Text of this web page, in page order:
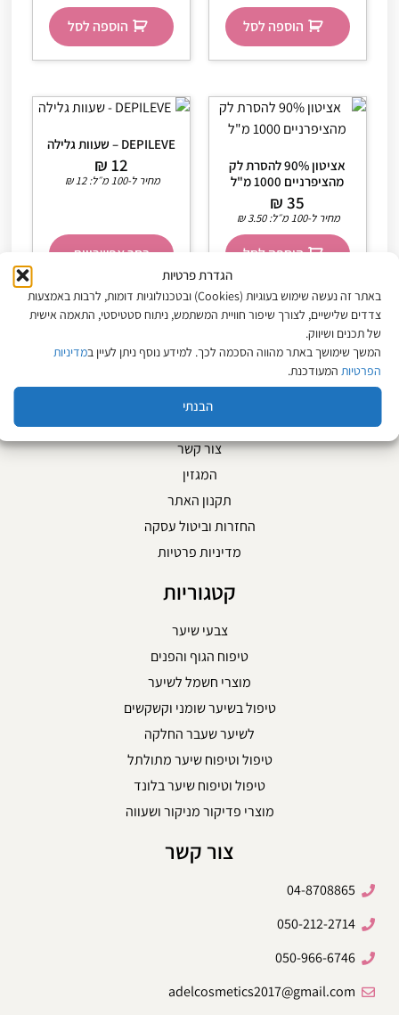
הגדרת פרטיות
באתר זה נעשה שימוש בעוגיות (Cookies) ובטכנולוגיות דומות, לרבות באמצעות
צדדים שלישיים, לצורך שיפור חוויית המשתמש, ניתוח סטטיסטי, התאמה אישית
של תכנים ושיווק.
המשך שימושך באתר מהווה הסכמה לכך. למידע נוסף ניתן לעיין במדיניות
הפרטיותהמעודכנת.
הבנתי
הוספה לסל הוספה לסל
אציטון 90% להסרת לק
מהציפרניים 1000 מ"ל
₪35
מחיר ל-100 מ״ל: ₪3.50
הוספה לסל
DEPILEVE – שעוות גלילה
₪12
מחיר ל-100 מ״ל: ₪12
בחר אפשרויות
מפת האתר
אודות
צור קשר
המגזין
תקנון האתר
החזרות וביטול עסקה
מדיניות פרטיות
קטגוריות
צבעי שיער
טיפוח הגוף והפנים
מוצרי חשמל לשיער
טיפול בשיער שומני וקשקשים
לשיער שעבר החלקה
טיפול וטיפוח שיער מתולתל
טיפול וטיפוח שיער בלונד
מוצרי פדיקור מניקור ושעווה
צור קשר
04-8708865
050-212-2714
050-966-6746
adelcosmetics2017@gmail.com